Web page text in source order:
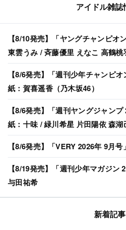
アイドル雑誌
【8/10発売】「ヤングチャンピオ
東雲うみ / 斉藤優里 えなこ 高鶴
【8/6発売】「週刊少年チャンピ
紙：賀喜遥香（乃木坂46）
【8/6発売】「週刊ヤングジャン
紙：十味 / 緑川希星 片田陽依 森湖
【8/6発売】「VERY 2026年 9月
【8/19発売】「週刊少年マガジン
与田祐希
新着記事